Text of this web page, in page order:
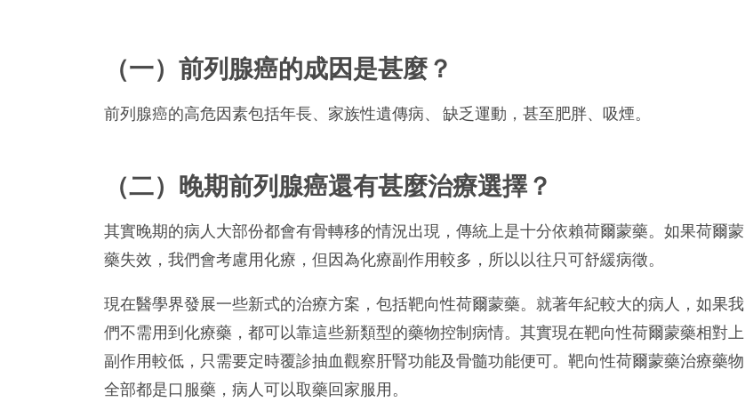
（一）前列腺癌的成因是甚麼？
前列腺癌的高危因素包括年長、家族性遺傳病、 缺乏運動，甚至肥胖、吸煙。
（二）晚期前列腺癌還有甚麼治療選擇？
其實晚期的病人大部份都會有骨轉移的情況出現，傳統上是十分依賴荷爾蒙藥。如果荷爾蒙
藥失效，我們會考慮用化療，但因為化療副作用較多，所以以往只可舒緩病徵。
現在醫學界發展一些新式的治療方案，包括靶向性荷爾蒙藥。就著年紀較大的病人，如果我
們不需用到化療藥，都可以靠這些新類型的藥物控制病情。其實現在靶向性荷爾蒙藥相對上
副作用較低，只需要定時覆診抽血觀察肝腎功能及骨髓功能便可。靶向性荷爾蒙藥治療藥物
全部都是口服藥，病人可以取藥回家服用。